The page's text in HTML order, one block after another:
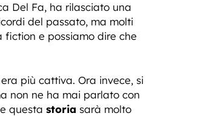
Del Fa, ha rilasciato una
del passato, ma molti
e possiamo dire che
più cattiva. Ora invece, si
non ne ha mai parlato con
questa storia sarà molto